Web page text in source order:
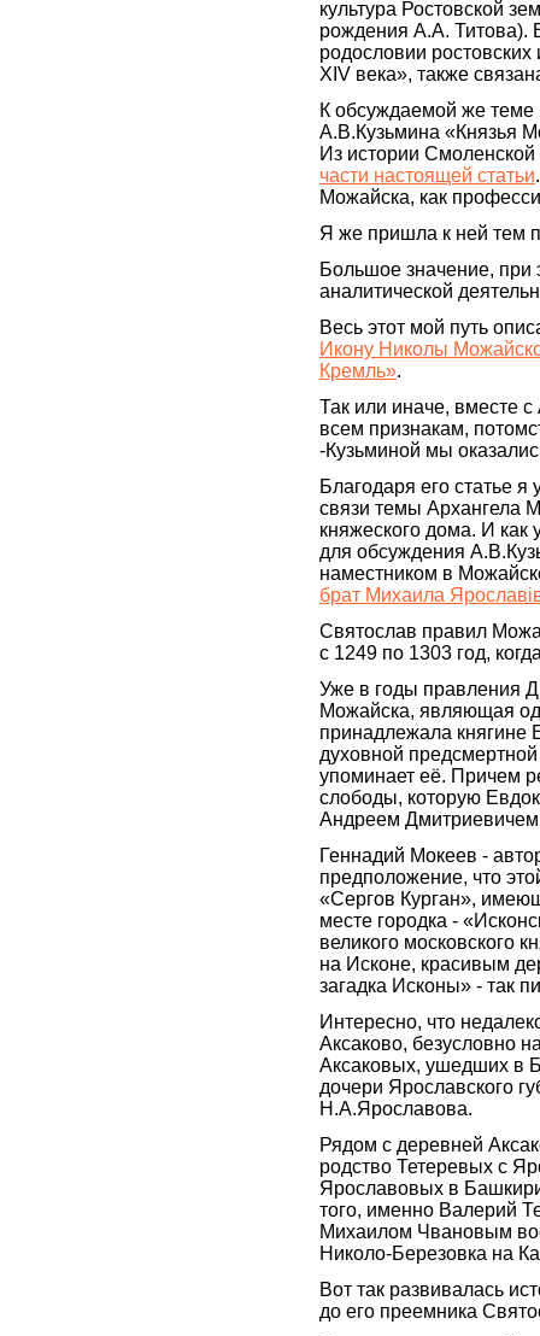
культура Ростовской
рождения А.А. Титова).
родословии
XIV века», также
К обсуждаемой же
А.В.Кузьмина «Князья
Из истории
части настоящей статьи
Можайска, как
Я же пришла к ней тем
Большое значение,
аналитической
Весь этот мой путь
Икону Николы
Кремль».
Так или иначе, вместе
всем признакам,
-Кузьминой мы
Благодаря его статье я
связи темы Архангела
княжеского дома. И как
для обсуждения
наместником в
брат Михаила
Святослав правил
с 1249 по 1303 год,
Уже в годы правления
Можайска, являющая
принадлежала княгине
духовной
упоминает её. Причем
слободы, которую
Андреем
Геннадий Мокеев -
предположение, что
«Сергов Курган»,
месте городка -
великого московского
на Исконе, красивым
загадка Исконы» - так
Интересно, что
Аксаково, безусловно
Аксаковых, ушедших в
дочери Ярославского
Н.А.Ярославова.
Рядом с деревней
родство Тетеревых с
Ярославовых в
того, именно Валерий
Михаилом Чвановым
Николо-Березовка на
Вот так развивалась
до его преемника